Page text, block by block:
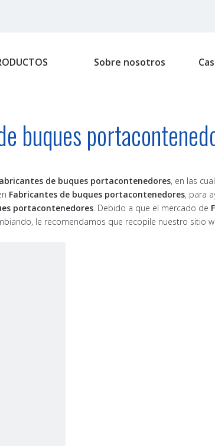
Sobre nosotros
buques
de buques portacontenedores, en las
Fabricantes de buques portacontenedores, para
portacontenedores. Debido a que el mercado de
le recomendamos que recopile nuestro sitio